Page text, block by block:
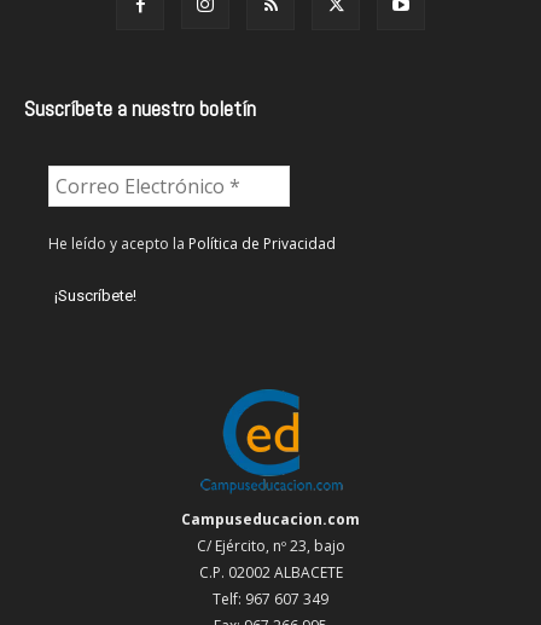
Suscríbete a nuestro boletín
He leído y acepto la Política de Privacidad
Campuseducacion.com
C/ Ejército, nº 23, bajo
C.P. 02002 ALBACETE
Telf: 967 607 349